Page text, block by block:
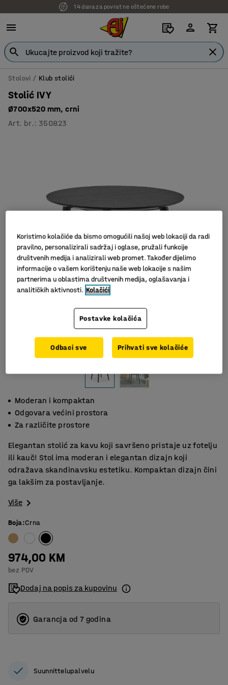
14 dana za povrat ne oštećene robe
Stolovi Klub stolići
Stolić IVY
Ø700x520 mm, crni
Art. br. : 350823
Moderan i kompaktan
Odgovara većini prostora
Za različite prostore
Elegantan stolić za kavu koji savršeno pristaje uz fotelju
ili kauč! Stol ima moderan i elegantan dizajn koji
odražava skandinavsku estetiku. Kompaktan dizajn čini
ga lakšim za postavljanje.
Više
Boja:Crna
974,00 KM
bez PDV
Dodaj na popis za kupovinu
Garancja od 7 godina
Suunnittelupalvelu
Koristimo kolačiće da bismo omogućili našoj web lokaciji da radi
pravilno, personalizirali sadržaj i oglase, pružali funkcije
društvenih medija i analizirali web promet. Također dijelimo
informacije o vašem korištenju naše web lokacije s našim
partnerima u oblastima društvenih medija, oglašavanja i
analitičkih aktivnosti. Kolačići
Postavke kolačića
Odbaci sve Prihvati sve kolačiće